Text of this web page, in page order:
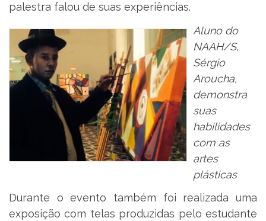
palestra falou de suas experiências.
Aluno do
NAAH/S,
Sérgio
Aroucha,
demonstra
suas
habilidades
com as
artes
plásticas
Durante o evento também foi realizada uma
exposição com telas produzidas pelo estudante